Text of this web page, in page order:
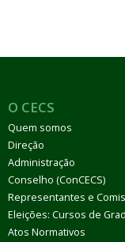
O CECS
Quem somos
Direção
Administração
Conselho (ConCECS)
Representantes e
Eleições: Cursos de
Atos Normativos